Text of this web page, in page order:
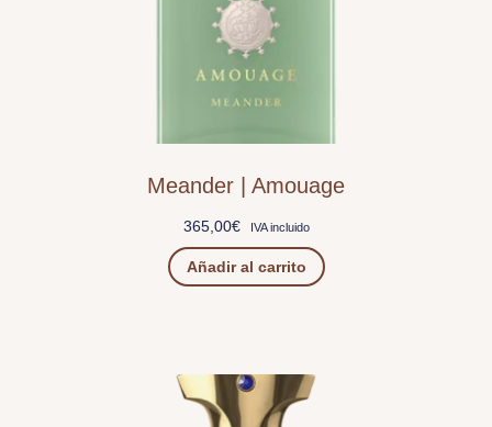
Meander | Amouage
365,00€ IVA incluido
Añadir al carrito